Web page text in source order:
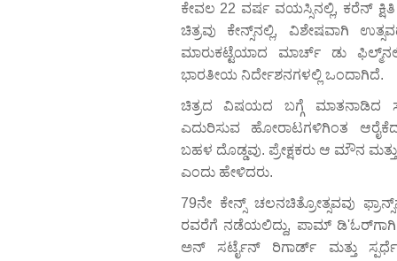
ಕೇವಲ 22 ವರ್ಷ ವಯಸ್ಸಿನಲ್ಲಿ, ಕರೆನ್
ಚಿತ್ರವು ಕೇನ್ಸ್‌ನಲ್ಲಿ, ವಿಶೇಷವಾಗಿ
ಮಾರುಕಟ್ಟೆಯಾದ ಮಾರ್ಚ್ ಡು
ಭಾರತೀಯ ನಿರ್ದೇಶನಗಳಲ್ಲಿ ಒಂದಾಗಿದೆ.
ಚಿತ್ರದ ವಿಷಯದ ಬಗ್ಗೆ ಮಾತನಾಡಿದ
ಎದುರಿಸುವ ಹೋರಾಟಗಳಿಗಿಂತ
ಬಹಳ ದೊಡ್ಡವು. ಪ್ರೇಕ್ಷಕರು ಆ ಮೌನ
ಎಂದು ಹೇಳಿದರು.
79ನೇ ಕೇನ್ಸ್ ಚಲನಚಿತ್ರೋತ್ಸವವು
ರವರೆಗೆ ನಡೆಯಲಿದ್ದು, ಪಾಮ್ ಡಿ'ಓರ್‌ಗಾಗಿ
ಅನ್ ಸರ್ಟೈನ್ ರಿಗಾರ್ಡ್ ಮತ್ತು